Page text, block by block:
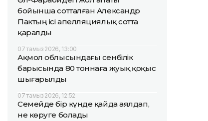
бойынша сотталған Александр
Пактың ісі апелляциялық сотта
қаралды
07 тамыз 2026, 13:00
Ақмол облысындағы сенбілік
барысында 80 тоннаға жуық қоқыс
шығарылды
07 тамыз 2026, 12:52
Семейде бір күнде қайда аялдап,
не көруге болады